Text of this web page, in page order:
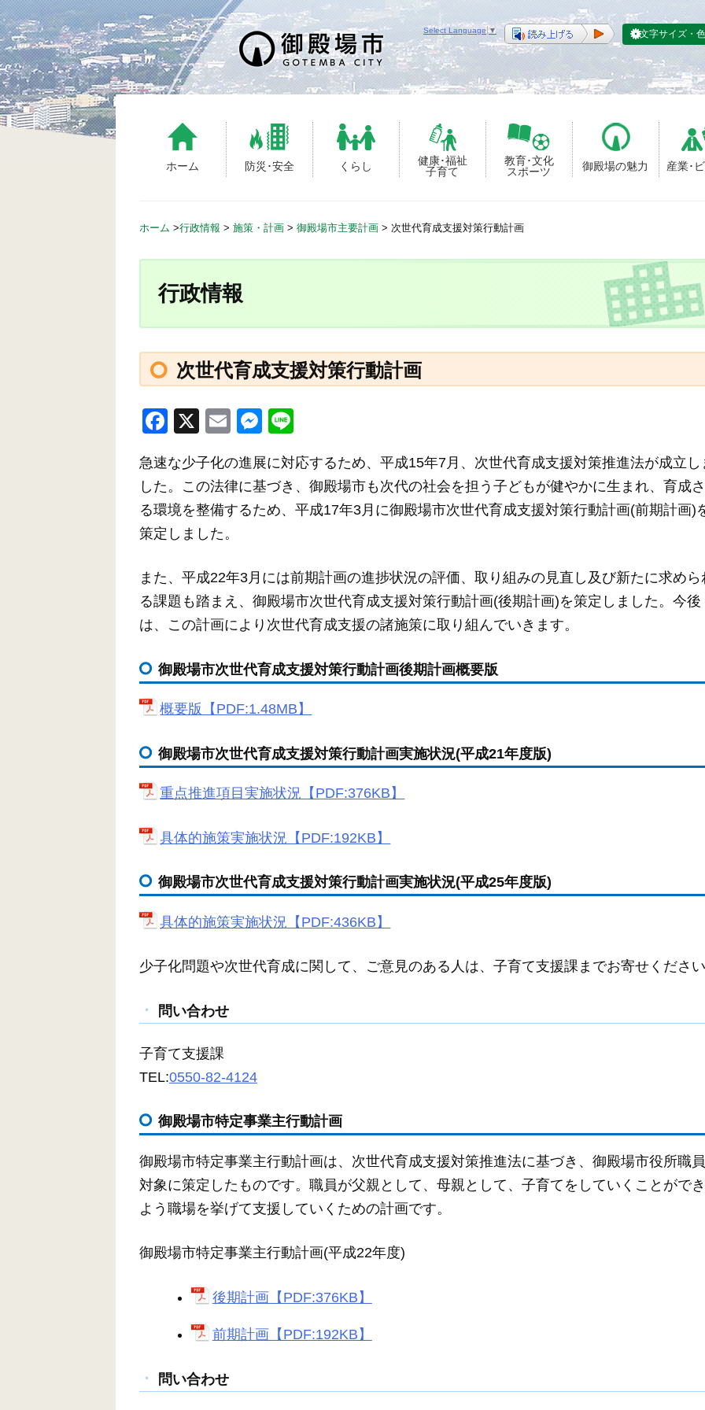
S
k
i
p
t
o
c
ホーム 防災･安全 くらし
健康･福祉
子育て
教育･文化
スポーツ
御殿場の魅力 産業･
Select Language ▼ 文字サイズ・
ホーム >行政情報 > 施策・計画 > 御殿場市主要計画 > 次世代育成支援対策行動計画
行政情報
次世代育成支援対策行動計画
F
c
e
b
o
k
X
E
ail
M
ss
e
n
er
e
急速な少子化の進展に対応するため、平成15年7月、次世代育成支援対策推進法が成立し
した。この法律に基づき、御殿場市も次代の社会を担う子どもが健やかに生まれ、育成
る環境を整備するため、平成17年3月に御殿場市次世代育成支援対策行動計画(前期計画)
策定しました。
また、平成22年3月には前期計画の進捗状況の評価、取り組みの見直し及び新たに求めら
る課題も踏まえ、御殿場市次世代育成支援対策行動計画(後期計画)を策定しました。今後
は、この計画により次世代育成支援の諸施策に取り組んでいきます。
御殿場市次世代育成支援対策行動計画後期計画概要版
概要版【PDF:1.48MB】
御殿場市次世代育成支援対策行動計画実施状況(平成21年度版)
重点推進項目実施状況【PDF:376KB】
具体的施策実施状況【PDF:192KB】
御殿場市次世代育成支援対策行動計画実施状況(平成25年度版)
具体的施策実施状況【PDF:436KB】
少子化問題や次世代育成に関して、ご意見のある人は、子育て支援課までお寄せくださ
問い合わせ
子育て支援課
TEL:0550-82-4124
御殿場市特定事業主行動計画
御殿場市特定事業主行動計画は、次世代育成支援対策推進法に基づき、御殿場市役所職
対象に策定したものです。職員が父親として、母親として、子育てをしていくことがで
よう職場を挙げて支援していくための計画です。
御殿場市特定事業主行動計画(平成22年度)
後期計画【PDF:376KB】
前期計画【PDF:192KB】
問い合わせ